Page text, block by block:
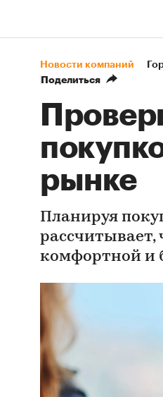
Новости компаний
Поделиться
рынке
Планируя
рассчитывает,
комфортной и